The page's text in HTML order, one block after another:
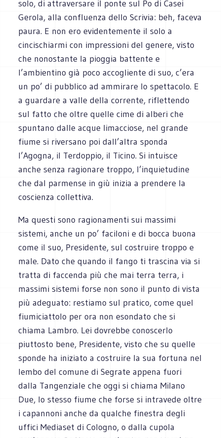
solo, di attraversare il ponte sul Po di Casei
Gerola, alla confluenza dello Scrivia: beh, faceva
paura. E non ero evidentemente il solo a
cincischiarmi con impressioni del genere, visto
che nonostante la pioggia battente e
l’ambientino già poco accogliente di suo, c’era
un po’ di pubblico ad ammirare lo spettacolo. E
a guardare a valle della corrente, riflettendo
sul fatto che oltre quelle cime di alberi che
spuntano dalle acque limacciose, nel grande
fiume si riversano poi dall’altra sponda
l’Agogna, il Terdoppio, il Ticino. Si intuisce
anche senza ragionare troppo, l’inquietudine
che dal parmense in giù inizia a prendere la
coscienza collettiva.
Ma questi sono ragionamenti sui massimi
sistemi, anche un po’ faciloni e di bocca buona
come il suo, Presidente, sul costruire troppo e
male. Dato che quando il fango ti trascina via si
tratta di faccenda più che mai terra terra, i
massimi sistemi forse non sono il punto di vista
più adeguato: restiamo sul pratico, come quel
fiumiciattolo per ora non esondato che si
chiama Lambro. Lei dovrebbe conoscerlo
piuttosto bene, Presidente, visto che su quelle
sponde ha iniziato a costruire la sua fortuna nel
lembo del comune di Segrate appena fuori
dalla Tangenziale che oggi si chiama Milano
Due, lo stesso fiume che forse si intravede oltre
i capannoni anche da qualche finestra degli
uffici Mediaset di Cologno, o dalla cupola